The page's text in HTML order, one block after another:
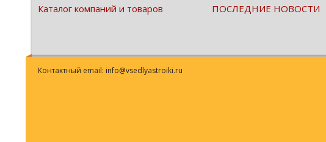
Каталог компаний и товаров ПОСЛЕДНИЕ НОВОСТИ
Контактный email: info@vsedlyastroiki.ru